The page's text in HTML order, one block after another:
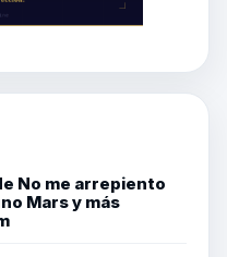
No me arrepiento
Mars y más